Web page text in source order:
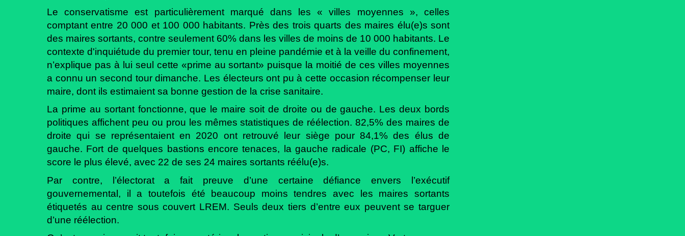
Le conservatisme est particulièrement marqué dans les « villes moyennes », celles
comptant entre 20 000 et 100 000 habitants. Près des trois quarts des maires élu(e)s sont
des maires sortants, contre seulement 60% dans les villes de moins de 10 000 habitants. Le
contexte d'inquiétude du premier tour, tenu en pleine pandémie et à la veille du confinement,
n’explique pas à lui seul cette «prime au sortant» puisque la moitié de ces villes moyennes
a connu un second tour dimanche. Les électeurs ont pu à cette occasion récompenser leur
maire, dont ils estimaient sa bonne gestion de la crise sanitaire.
La prime au sortant fonctionne, que le maire soit de droite ou de gauche. Les deux bords
politiques affichent peu ou prou les mêmes statistiques de réélection. 82,5% des maires de
droite qui se représentaient en 2020 ont retrouvé leur siège pour 84,1% des élus de
gauche. Fort de quelques bastions encore tenaces, la gauche radicale (PC, FI) affiche le
score le plus élevé, avec 22 de ses 24 maires sortants réélu(e)s.
Par contre, l’électorat a fait preuve d’une certaine défiance envers l’exécutif
gouvernemental, il a toutefois été beaucoup moins tendres avec les maires sortants
étiquetés au centre sous couvert LREM. Seuls deux tiers d’entre eux peuvent se targuer
d’une réélection.